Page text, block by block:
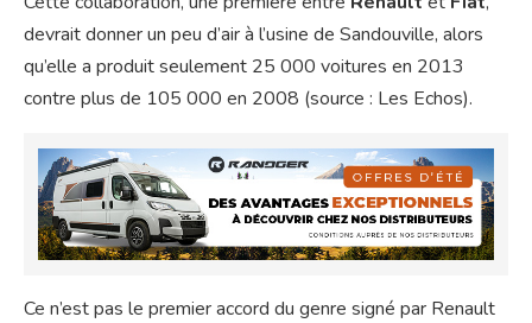
devrait donner un peu d’air à l’usine de Sandouville, alors
qu’elle a produit seulement 25 000 voitures en 2013
contre plus de 105 000 en 2008 (source : Les Echos).
Ce n’est pas le premier accord du genre signé par Renault